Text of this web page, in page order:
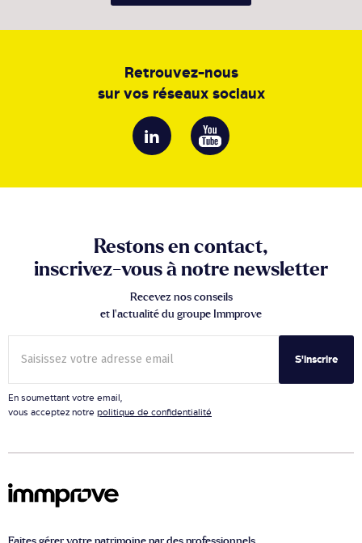
Retrouvez-nous
sur vos réseaux sociaux
Restons en contact,
inscrivez-vous à notre newsletter
Recevez nos conseils
et l’actualité du groupe Immprove
S'inscrire
En soumettant votre email,
vous acceptez notre politique de confidentialité